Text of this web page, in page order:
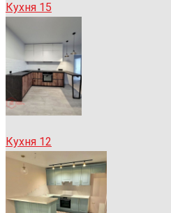
Кухня 15
Кухня 12